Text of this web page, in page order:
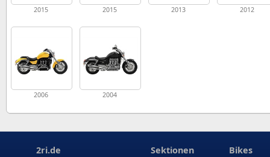
2015 2015 2013 2012
2006 2004
2ri.de Sektionen Bikes